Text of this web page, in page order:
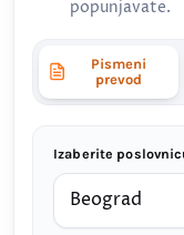
popunjavate.
Pismeni
prevod
Izaberite